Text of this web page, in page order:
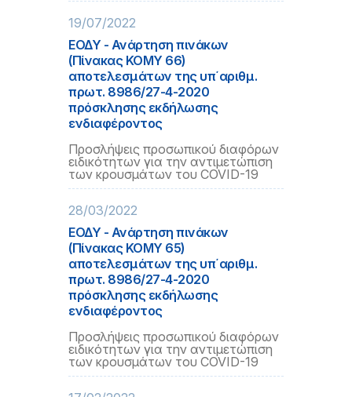
19/07/2022
ΕΟΔΥ - Ανάρτηση πινάκων
(Πίνακας ΚΟΜΥ 66)
αποτελεσμάτων της υπ΄αριθμ.
πρωτ. 8986/27-4-2020
πρόσκλησης εκδήλωσης
ενδιαφέροντος
Προσλήψεις προσωπικού διαφόρων
ειδικότητων για την αντιμετώπιση
των κρουσμάτων του COVID-19
28/03/2022
ΕΟΔΥ - Ανάρτηση πινάκων
(Πίνακας ΚΟΜΥ 65)
αποτελεσμάτων της υπ΄αριθμ.
πρωτ. 8986/27-4-2020
πρόσκλησης εκδήλωσης
ενδιαφέροντος
Προσλήψεις προσωπικού διαφόρων
ειδικότητων για την αντιμετώπιση
των κρουσμάτων του COVID-19